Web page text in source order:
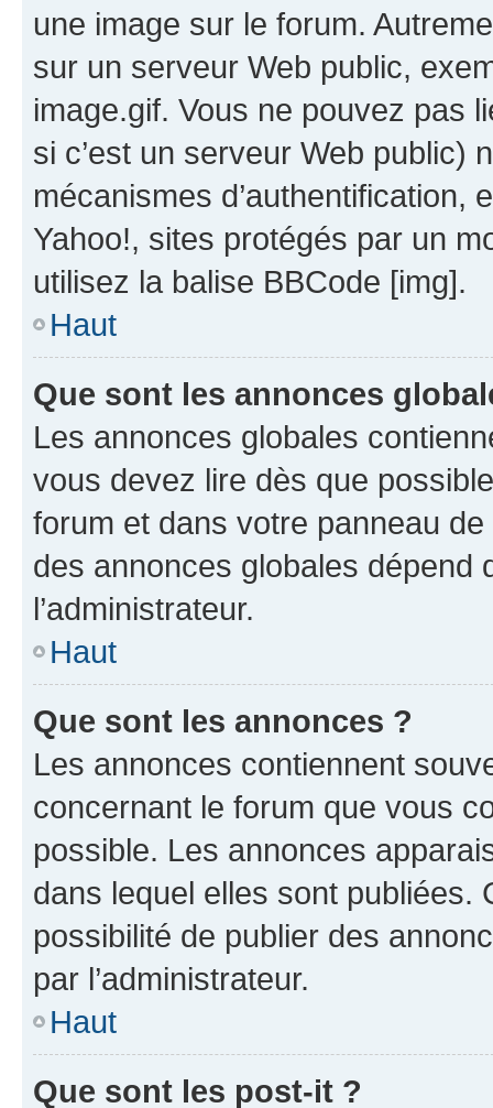
une image sur le forum.
sur un serveur Web public,
image.gif. Vous ne pouvez pas
si c’est un serveur Web public)
mécanismes d’authentification,
Yahoo!, sites protégés par un
utilisez la balise BBCode [img].
Haut
Que sont les annonces
Les annonces globales
vous devez lire dès que
forum et dans votre panneau
des annonces globales dépend
l’administrateur.
Haut
Que sont les annonces ?
Les annonces contiennent
concernant le forum que vous
possible. Les annonces
dans lequel elles sont publiées.
possibilité de publier des
par l’administrateur.
Haut
Que sont les post-it ?